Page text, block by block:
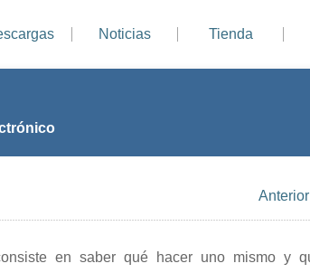
Noticias Tienda
Anterior
en saber qué hacer uno mismo y